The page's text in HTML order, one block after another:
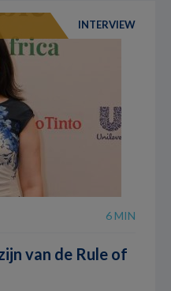
INTERVIEW
6 MIN
van de Rule of